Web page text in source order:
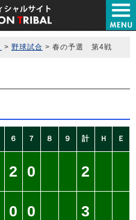
> 野球試合 > 春の予選 第4戦
６ ７ ８ ９ 計 Ｈ Ｅ
2 0 2
0 0 3